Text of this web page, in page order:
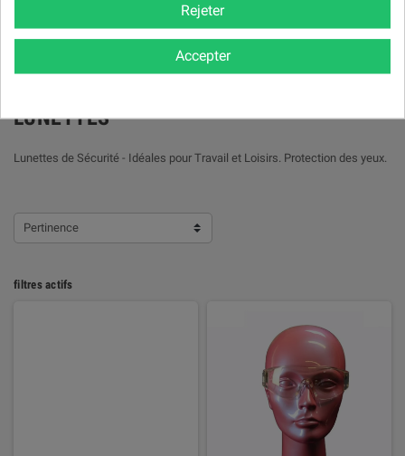
LUNETTES
Lunettes de Sécurité - Idéales pour Travail et Loisirs. Protection des yeux.
Pertinence
filtres actifs
Rejeter
Accepter